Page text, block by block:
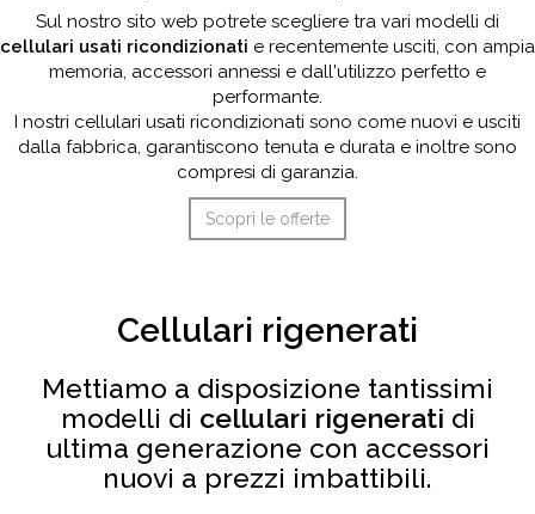
Sul nostro sito web potrete scegliere tra vari modelli di
cellulari usati ricondizionati e recentemente usciti, con ampia
memoria, accessori annessi e dall'utilizzo perfetto e
performante.
I nostri cellulari usati ricondizionati sono come nuovi e usciti
dalla fabbrica, garantiscono tenuta e durata e inoltre sono
compresi di garanzia.
Scopri le offerte
Cellulari rigenerati
Mettiamo a disposizione tantissimi
modelli di cellulari rigenerati di
ultima generazione con accessori
nuovi a prezzi imbattibili.